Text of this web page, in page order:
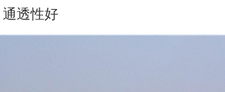
透性好